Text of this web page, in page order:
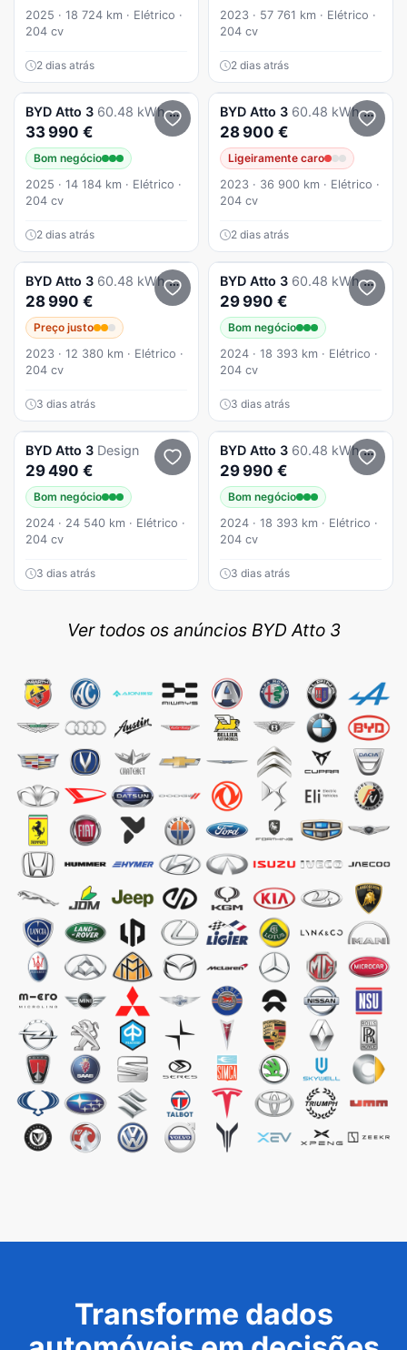
2025 · 18 724 km · Elétrico ·
204 cv
2 dias atrás
2023 · 57 761 km · Elétrico ·
204 cv
2 dias atrás
BYD Atto 3 60.48 kWh Comfort
33 990 €
Bom negócio
2025 · 14 184 km · Elétrico ·
204 cv
2 dias atrás
BYD Atto 3 60.48 kWh Design
28 900 €
Ligeiramente caro
2023 · 36 900 km · Elétrico ·
204 cv
2 dias atrás
BYD Atto 3 60.48 kWh Design
28 990 €
Preço justo
2023 · 12 380 km · Elétrico ·
204 cv
3 dias atrás
BYD Atto 3 60.48 kWh Comfort
29 990 €
Bom negócio
2024 · 18 393 km · Elétrico ·
204 cv
3 dias atrás
BYD Atto 3 Design
29 490 €
Bom negócio
2024 · 24 540 km · Elétrico ·
204 cv
3 dias atrás
BYD Atto 3 60.48 kWh Comfort
29 990 €
Bom negócio
2024 · 18 393 km · Elétrico ·
204 cv
3 dias atrás
Ver todos os anúncios BYD Atto 3
Transforme dados